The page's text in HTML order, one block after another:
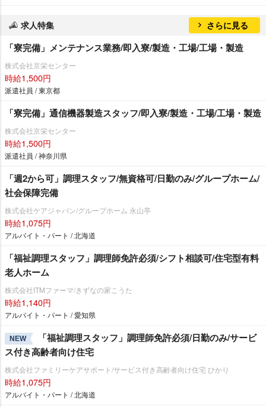
求人特集 さらに見る
「寮完備」メンテナンス業務/即入寮/製造・工場/工場・製造
株式会社京栄センター
時給1,500円
派遣社員 / 東京都
「寮完備」通信機器製造スタッフ/即入寮/製造・工場/工場・製造
株式会社京栄センター
時給1,500円
派遣社員 / 神奈川県
「週2から可」調理スタッフ/無資格可/日勤のみ/グループホーム/
社会保障完備
株式会社ケアジャパン/グループホーム 永山亭
時給1,075円
アルバイト・パート / 北海道
「福祉調理スタッフ」調理師免許必須/シフト相談可/住宅型有料
老人ホーム
株式会社ITMファーマ/きずなの家こうた
時給1,140円
アルバイト・パート / 愛知県
NEW
「福祉調理スタッフ」調理師免許必須/日勤のみ/サービ
ス付き高齢者向け住宅
株式会社ファミリーケアサポート/サービス付き高齢者向け住宅 ひかり
時給1,075円
アルバイト・パート / 北海道